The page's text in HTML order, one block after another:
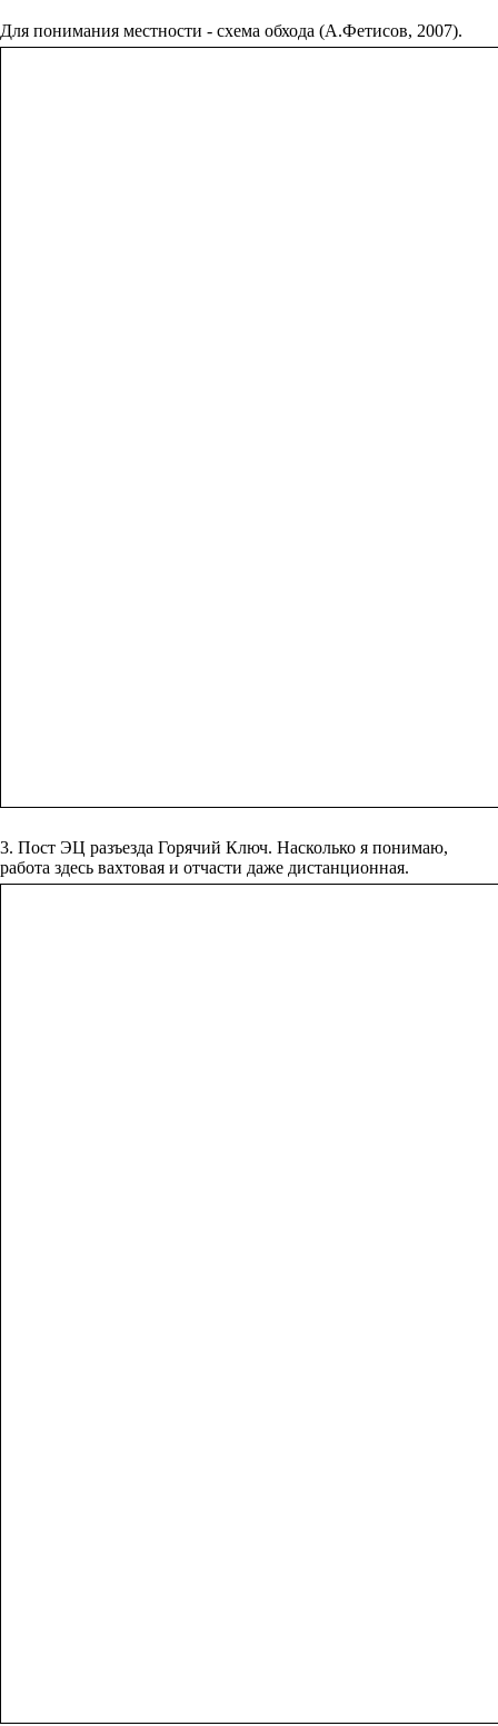
Для понимания местности - схема обхода (А.Фетисов, 2007).
3. Пост ЭЦ разъезда Горячий Ключ. Насколько я понимаю,
работа здесь вахтовая и отчасти даже дистанционная.